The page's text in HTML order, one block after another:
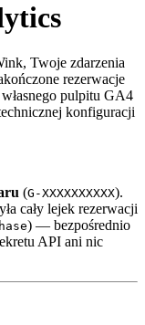
Twoje zdarzenia
rezerwacje
pulpitu GA4
konfiguracji
(G-XXXXXXXXXX).
cały lejek rezerwacji
) — bezpośrednio
API ani nic